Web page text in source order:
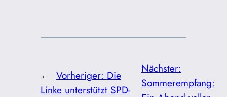
← Vorheriger: Die
Linke unterstützt SPD-
Nächster:
Sommerempfang: